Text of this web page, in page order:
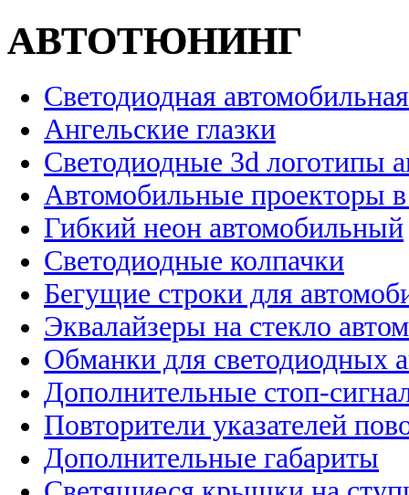
АВТОТЮНИНГ
Светодиодная
Ангельские глазки
Светодиодные 3d логотипы
Автомобильные проекторы
Гибкий неон автомобильный
Светодиодные колпачки
Бегущие строки для
Эквалайзеры на стекло
Обманки для светодиодных
Дополнительные стоп-
Повторители указателей
Дополнительные габариты